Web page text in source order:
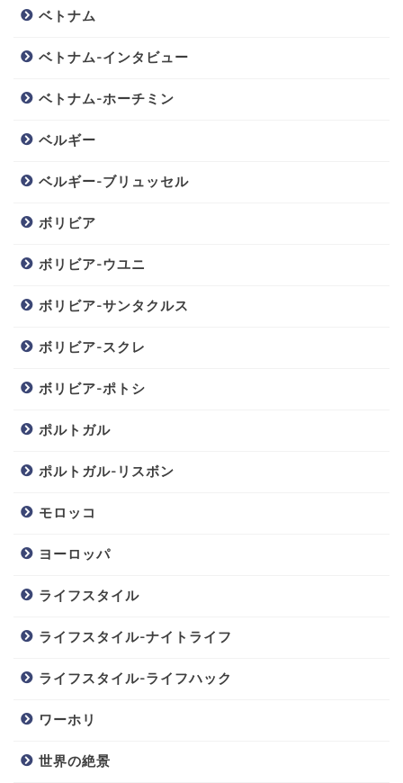
ベトナム
ベトナム-インタビュー
ベトナム-ホーチミン
ベルギー
ベルギー-ブリュッセル
ボリビア
ボリビア-ウユニ
ボリビア-サンタクルス
ボリビア-スクレ
ボリビア-ポトシ
ポルトガル
ポルトガル-リスボン
モロッコ
ヨーロッパ
ライフスタイル
ライフスタイル-ナイトライフ
ライフスタイル-ライフハック
ワーホリ
世界の絶景